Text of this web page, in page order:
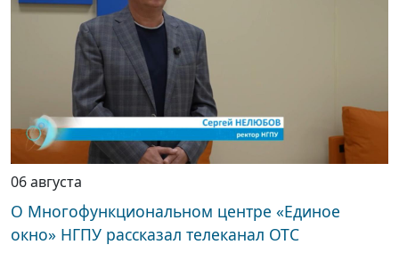
06 августа
О Многофункциональном центре «Единое
окно» НГПУ рассказал телеканал ОТС